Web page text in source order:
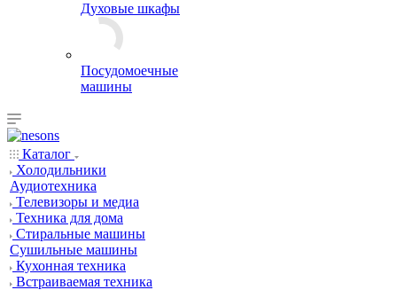
Духовые шкафы
Посудомоечные
машины
Каталог
Холодильники
Аудиотехника
Телевизоры и медиа
Техника для дома
Стиральные машины
Сушильные машины
Кухонная техника
Встраиваемая техника